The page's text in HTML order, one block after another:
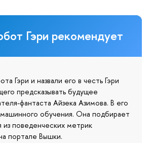
Гэри рекомендует
Гэри и назвали его в честь Гэри
предсказывать будущее
фантаста Айзека Азимова. В его
обучения. Она подбирает
из поведенческих метрик
портале Вышки.